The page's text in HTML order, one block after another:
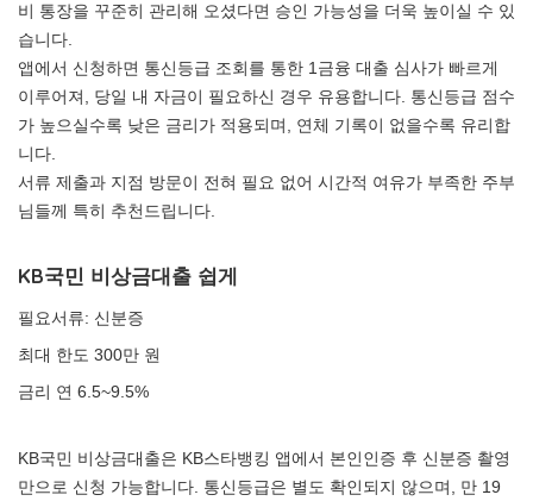
비 통장을 꾸준히 관리해 오셨다면 승인 가능성을 더욱 높이실 수 있
습니다.
앱에서 신청하면 통신등급 조회를 통한 1금융 대출 심사가 빠르게
이루어져, 당일 내 자금이 필요하신 경우 유용합니다. 통신등급 점수
가 높으실수록 낮은 금리가 적용되며, 연체 기록이 없을수록 유리합
니다.
서류 제출과 지점 방문이 전혀 필요 없어 시간적 여유가 부족한 주부
님들께 특히 추천드립니다.
KB국민 비상금대출 쉽게
필요서류: 신분증
최대 한도 300만 원
금리 연 6.5~9.5%
KB국민 비상금대출은 KB스타뱅킹 앱에서 본인인증 후 신분증 촬영
만으로 신청 가능합니다. 통신등급은 별도 확인되지 않으며, 만 19